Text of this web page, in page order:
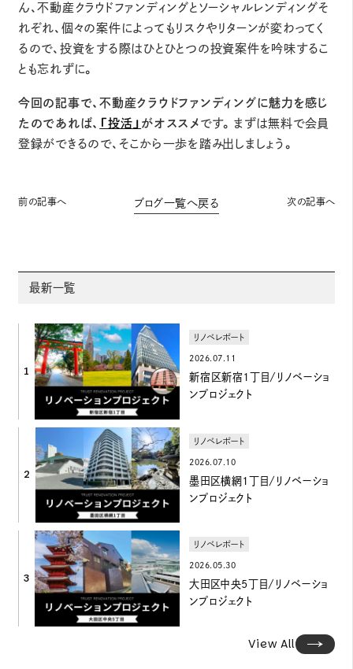
ん、不動産クラウドファンディングとソーシャルレンディングそ
れぞれ、個々の案件によってもリスクやリターンが変わってく
るので、投資をする際はひとひとつの投資案件を吟味するこ
とも忘れずに。
今回の記事で、不動産クラウドファンディングに魅力を感じ
たのであれば、 「投活」 がオススメ です。まずは無料で会員
登録ができるので、そこから一歩を踏み出しましょう。
前の記事へ ブログ一覧へ戻る 次の記事へ
最新一覧
1
リノベレポート
2026.07.11
新宿区新宿1丁目/リノベーショ
ンプロジェクト
2
リノベレポート
2026.07.10
墨田区横網1丁目/リノベーショ
ンプロジェクト
3
リノベレポート
2026.05.30
大田区中央5丁目/リノベーショ
ンプロジェクト
View All